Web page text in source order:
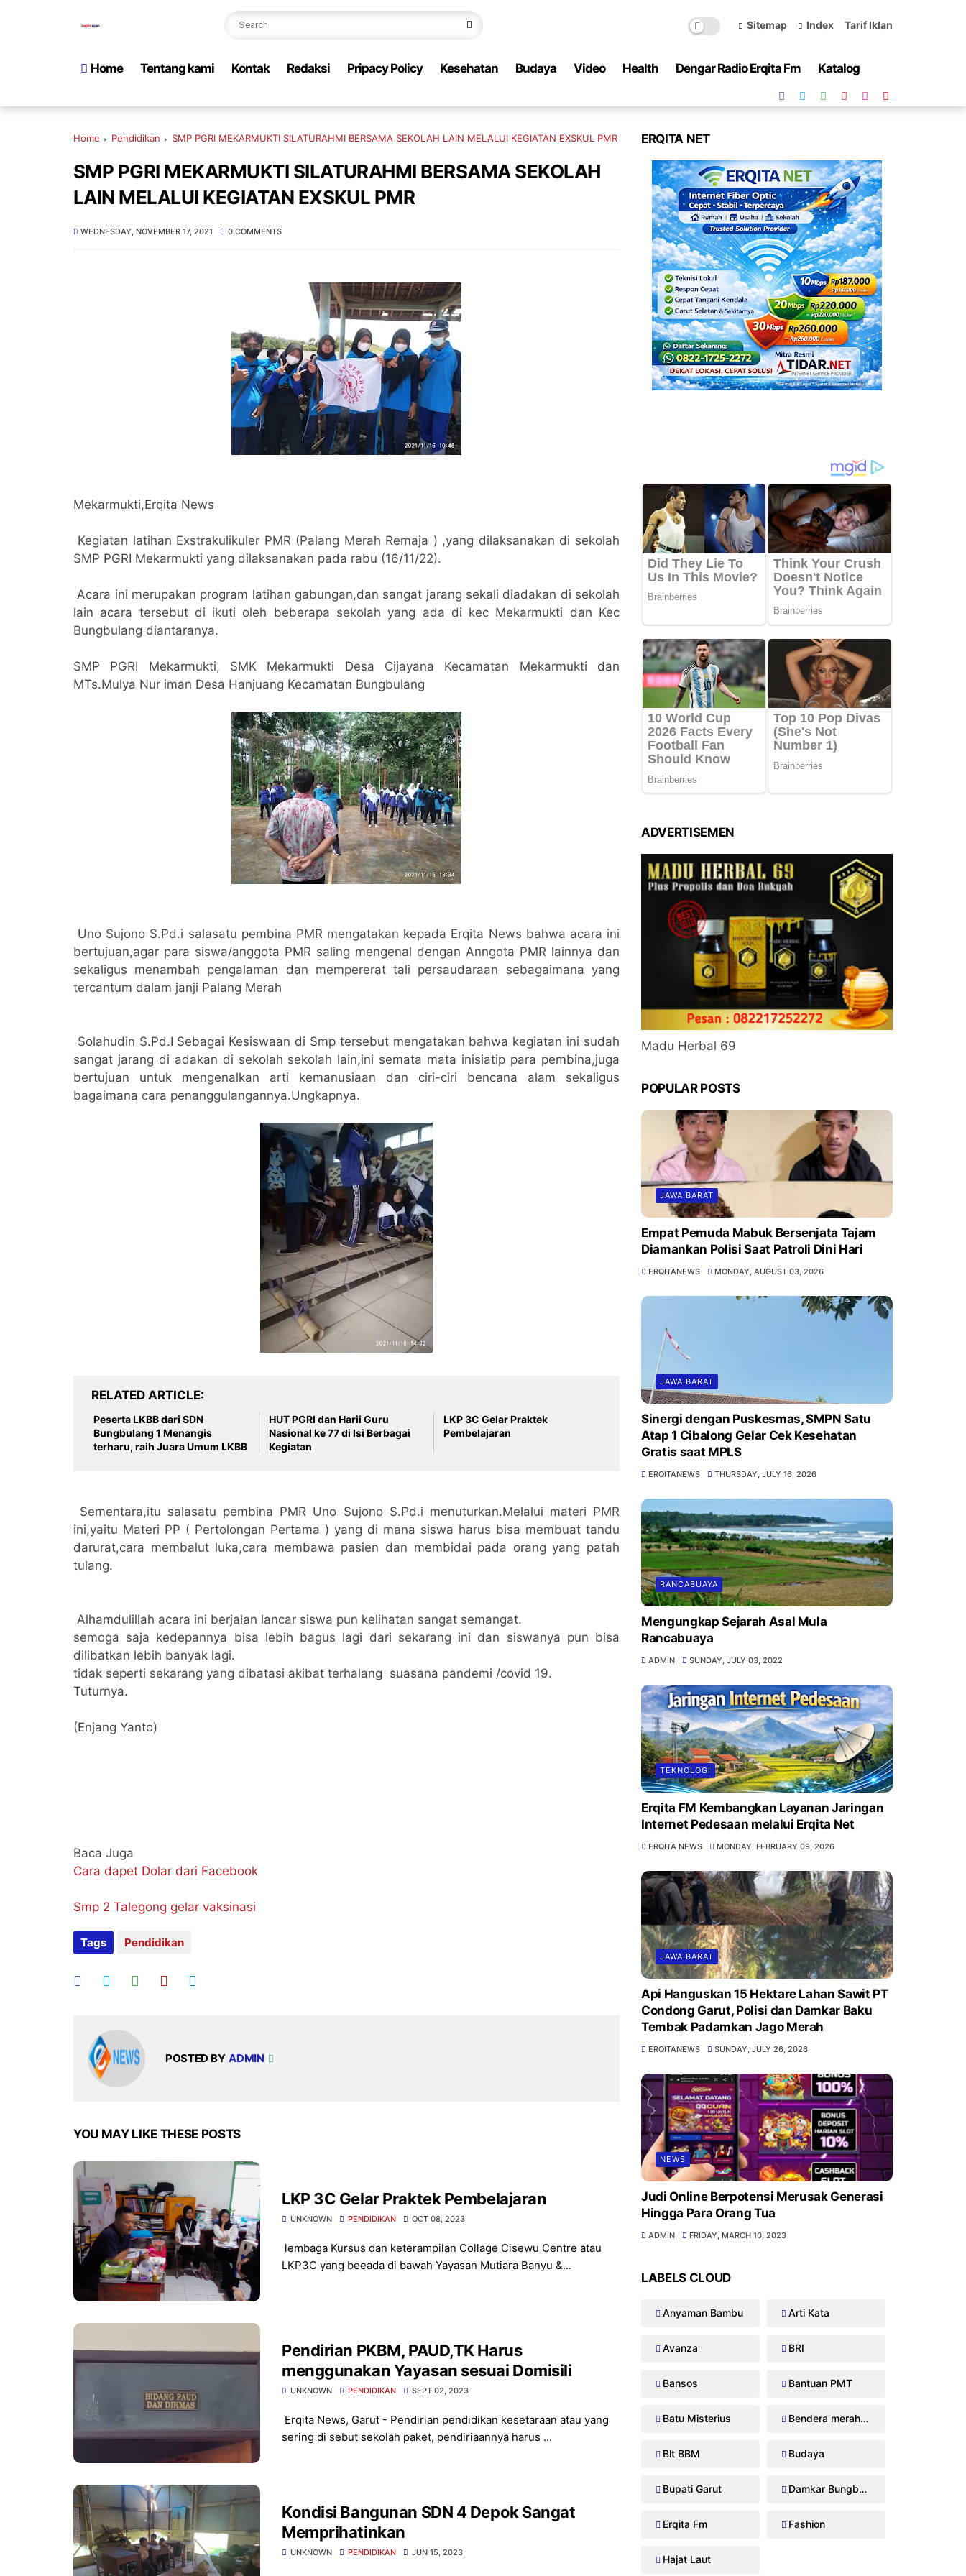
Sitemap Index Tarif Iklan
Home Tentang kami Kontak Redaksi Pripacy Policy Kesehatan Budaya Video Health Dengar Radio Erqita Fm Katalog
Home Pendidikan SMP PGRI MEKARMUKTI SILATURAHMI BERSAMA SEKOLAH LAIN MELALUI KEGIATAN EXSKUL PMR
SMP PGRI MEKARMUKTI SILATURAHMI BERSAMA SEKOLAH
LAIN MELALUI KEGIATAN EXSKUL PMR
WEDNESDAY, NOVEMBER 17, 2021 0 COMMENTS
Mekarmukti,Erqita News
Kegiatan latihan Exstrakulikuler PMR (Palang Merah Remaja ) ,yang dilaksanakan di sekolah
SMP PGRI Mekarmukti yang dilaksanakan pada rabu (16/11/22).
Acara ini merupakan program latihan gabungan,dan sangat jarang sekali diadakan di sekolah
lain acara tersebut di ikuti oleh beberapa sekolah yang ada di kec Mekarmukti dan Kec
Bungbulang diantaranya.
SMP PGRI Mekarmukti, SMK Mekarmukti Desa Cijayana Kecamatan Mekarmukti dan
MTs.Mulya Nur iman Desa Hanjuang Kecamatan Bungbulang
Uno Sujono S.Pd.i salasatu pembina PMR mengatakan kepada Erqita News bahwa acara ini
bertujuan,agar para siswa/anggota PMR saling mengenal dengan Anngota PMR lainnya dan
sekaligus menambah pengalaman dan mempererat tali persaudaraan sebagaimana yang
tercantum dalam janji Palang Merah
Solahudin S.Pd.I Sebagai Kesiswaan di Smp tersebut mengatakan bahwa kegiatan ini sudah
sangat jarang di adakan di sekolah sekolah lain,ini semata mata inisiatip para pembina,juga
bertujuan untuk mengenalkan arti kemanusiaan dan ciri-ciri bencana alam sekaligus
bagaimana cara penanggulangannya.Ungkapnya.
RELATED ARTICLE
Peserta LKBB dari SDN
Bungbulang 1 Menangis
terharu, raih Juara Umum LKBB
HUT PGRI dan Harii Guru
Nasional ke 77 di Isi Berbagai
Kegiatan
LKP 3C Gelar Praktek
Pembelajaran
Sementara,itu salasatu pembina PMR Uno Sujono S.Pd.i menuturkan.Melalui materi PMR
ini,yaitu Materi PP ( Pertolongan Pertama ) yang di mana siswa harus bisa membuat tandu
darurat,cara membalut luka,cara membawa pasien dan membidai pada orang yang patah
tulang.
Alhamdulillah acara ini berjalan lancar siswa pun kelihatan sangat semangat.
semoga saja kedepannya bisa lebih bagus lagi dari sekarang ini dan siswanya pun bisa
dilibatkan lebih banyak lagi.
tidak seperti sekarang yang dibatasi akibat terhalang suasana pandemi /covid 19.
Tuturnya.
(Enjang Yanto)
Baca Juga
Cara dapet Dolar dari Facebook
Smp 2 Talegong gelar vaksinasi
Tags Pendidikan
POSTED BY ADMIN
YOU MAY LIKE THESE POSTS
LKP 3C Gelar Praktek Pembelajaran
UNKNOWN PENDIDIKAN OCT 08, 2023
lembaga Kursus dan keterampilan Collage Cisewu Centre atau
LKP3C yang beeada di bawah Yayasan Mutiara Banyu &...
Pendirian PKBM, PAUD,TK Harus
menggunakan Yayasan sesuai Domisili
UNKNOWN PENDIDIKAN SEPT 02, 2023
Erqita News, Garut - Pendirian pendidikan kesetaraan atau yang
sering di sebut sekolah paket, pendiriaannya harus ...
Kondisi Bangunan SDN 4 Depok Sangat
Memprihatinkan
UNKNOWN PENDIDIKAN JUN 15, 2023
ERQITA NET
ADVERTISEMEN
Madu Herbal 69
POPULAR POSTS
JAWA BARAT
Empat Pemuda Mabuk Bersenjata Tajam
Diamankan Polisi Saat Patroli Dini Hari
ERQITANEWS MONDAY, AUGUST 03, 2026
JAWA BARAT
Sinergi dengan Puskesmas, SMPN Satu
Atap 1 Cibalong Gelar Cek Kesehatan
Gratis saat MPLS
ERQITANEWS THURSDAY, JULY 16, 2026
RANCABUAYA
Mengungkap Sejarah Asal Mula
Rancabuaya
ADMIN SUNDAY, JULY 03, 2022
TEKNOLOGI
Erqita FM Kembangkan Layanan Jaringan
Internet Pedesaan melalui Erqita Net
ERQITA NEWS MONDAY, FEBRUARY 09, 2026
JAWA BARAT
Api Hanguskan 15 Hektare Lahan Sawit PT
Condong Garut, Polisi dan Damkar Baku
Tembak Padamkan Jago Merah
ERQITANEWS SUNDAY, JULY 26, 2026
NEWS
Judi Online Berpotensi Merusak Generasi
Hingga Para Orang Tua
ADMIN FRIDAY, MARCH 10, 2023
LABELS CLOUD
Anyaman Bambu Arti Kata
Avanza BRI
Bansos Bantuan PMT
Batu Misterius Bendera merah putih
Blt BBM Budaya
Bupati Garut Damkar Bungbulang
Erqita Fm Fashion
Hajat Laut